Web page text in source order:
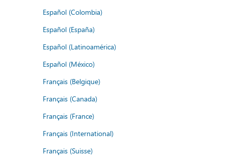
Español (Colombia)
Español (España)
Español (Latinoamérica)
Español (México)
Français (Belgique)
Français (Canada)
Français (France)
Français (International)
Français (Suisse)